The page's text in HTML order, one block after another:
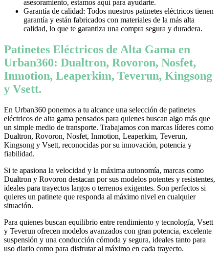
asesoramiento, estamos aquí para ayudarte.
Garantía de calidad: Todos nuestros patinetes eléctricos tienen
garantía y están fabricados con materiales de la más alta
calidad, lo que te garantiza una compra segura y duradera.
Patinetes Eléctricos de Alta Gama en
Urban360: Dualtron, Rovoron, Nosfet,
Inmotion, Leaperkim, Teverun, Kingsong
y Vsett.
En Urban360 ponemos a tu alcance una selección de patinetes
eléctricos de alta gama pensados para quienes buscan algo más que
un simple medio de transporte. Trabajamos con marcas líderes como
Dualtron, Rovoron, Nosfet, Inmotion, Leaperkim, Teverun,
Kingsong y Vsett, reconocidas por su innovación, potencia y
fiabilidad.
Si te apasiona la velocidad y la máxima autonomía, marcas como
Dualtron y Rovoron destacan por sus modelos potentes y resistentes,
ideales para trayectos largos o terrenos exigentes. Son perfectos si
quieres un patinete que responda al máximo nivel en cualquier
situación.
Para quienes buscan equilibrio entre rendimiento y tecnología, Vsett
y Teverun ofrecen modelos avanzados con gran potencia, excelente
suspensión y una conducción cómoda y segura, ideales tanto para
uso diario como para disfrutar al máximo en cada trayecto.